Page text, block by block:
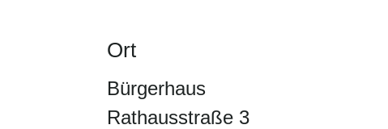
Ort
Bürgerhaus
Rathausstraße 3